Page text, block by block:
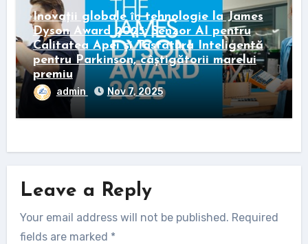
Inovații globale în tehnologie la James
Dyson Award 2025: Senzor AI pentru
Calitatea Apei și Tastatura Inteligentă
pentru Parkinson, câștigătorii marelui
premiu
admin Nov 7, 2025
Leave a Reply
Your email address will not be published. Required
fields are marked *